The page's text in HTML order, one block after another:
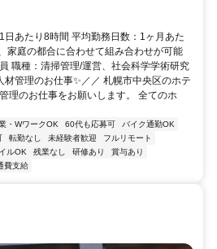
日あたり8時間 平均勤務日数：1ヶ月あた
家庭の都合に合わせて組み合わせが可能
職種：清掃管理/運営、社会科学学術研究
材管理のお仕事✨／／ 札幌市中央区のホテ
理のお仕事をお願いします。 全てのホ
・WワークOK 60代も応募可
バイク通勤OK
転勤なし 未経験者歓迎
フルリモート
ルOK 残業なし 研修あり
賞与あり
費支給